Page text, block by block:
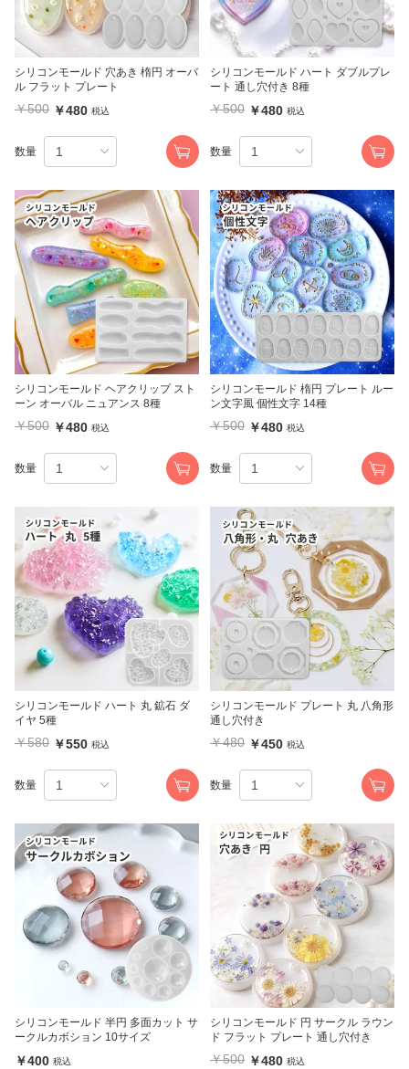
シリコンモールド 穴あき 楕円 オーバ
ル フラット プレート
￥500 ￥480 税込
数量
シリコンモールド ハート ダブルプレ
ート 通し穴付き 8種
￥500 ￥480 税込
数量
シリコンモールド ヘアクリップ スト
ーン オーバル ニュアンス 8種
￥500 ￥480 税込
数量
シリコンモールド 楕円 プレート ルー
ン文字風 個性文字 14種
￥500 ￥480 税込
数量
シリコンモールド ハート 丸 鉱石 ダ
イヤ 5種
￥580 ￥550 税込
数量
シリコンモールド プレート 丸 八角形
通し穴付き
￥480 ￥450 税込
数量
シリコンモールド 半円 多面カット サ
ークルカボション 10サイズ
￥400 税込
シリコンモールド 円 サークル ラウン
ド フラット プレート 通し穴付き
￥500 ￥480 税込